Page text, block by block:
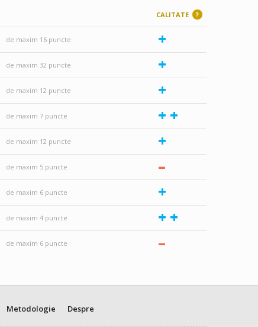
CALITATE ?
de maxim 16 puncte +
de maxim 32 puncte +
de maxim 12 puncte +
de maxim 7 puncte + +
de maxim 12 puncte +
de maxim 5 puncte –
de maxim 6 puncte +
de maxim 4 puncte + +
de maxim 6 puncte –
Metodologie Despre